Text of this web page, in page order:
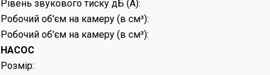
Рівень звукового тиску дБ (А):
Робочий об'єм на камеру (в см³):
Робочий об'єм на камеру (в см³):
НАСОС
Розмір: